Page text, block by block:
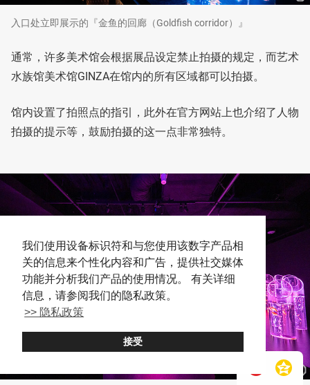
我们使用设备标识符和与您使用该数字产品相
关的信息来个性化内容和广告，提供社交媒体
功能并分析我们产品的使用情况。 有关详细
信息，请参阅我们的隐私政策。
>> 隐私政策
接受
入口处立即展示的『金鱼的回廊（Goldfish corridor）』
通常，许多美术馆会根据展品设定禁止拍摄的规定，而艺术
水族馆美术馆GINZA在馆内的所有区域都可以拍摄。
馆内设置了拍照点的指引，此外在官方网站上也介绍了人物
拍摄的提示等，鼓励拍摄的这一点非常独特。